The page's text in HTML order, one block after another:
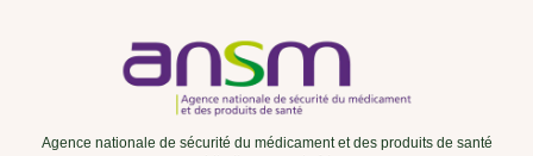
Agence nationale de sécurité du médicament et des produits de santé